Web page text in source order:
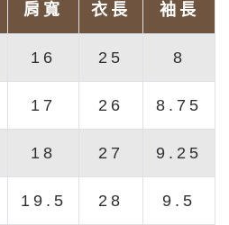
肩寬 衣長 袖長
16 25 8
17 26 8.75
18 27 9.25
19.5 28 9.5